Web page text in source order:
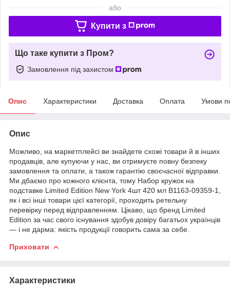
або
Купити з
Що таке купити з Пром?
Замовлення під захистом
Опис Характеристики Доставка Оплата Умови
Опис
Можливо, на маркетплейсі ви знайдете схожі товари й в інших
продавців, але купуючи у нас, ви отримуєте повну безпеку
замовлення та оплати, а також гарантію своєчасної відправки.
Ми дбаємо про кожного клієнта, тому Набор кружок на
подставке Limited Edition New York 4шт 420 мл B1163-09359-1,
як і всі інші товари цієї категорії, проходить ретельну
перевірку перед відправленням. Цікаво, що бренд Limited
Edition за час свого існування здобув довіру багатьох українців
— і не дарма: якість продукції говорить сама за себе.
Приховати
Характеристики